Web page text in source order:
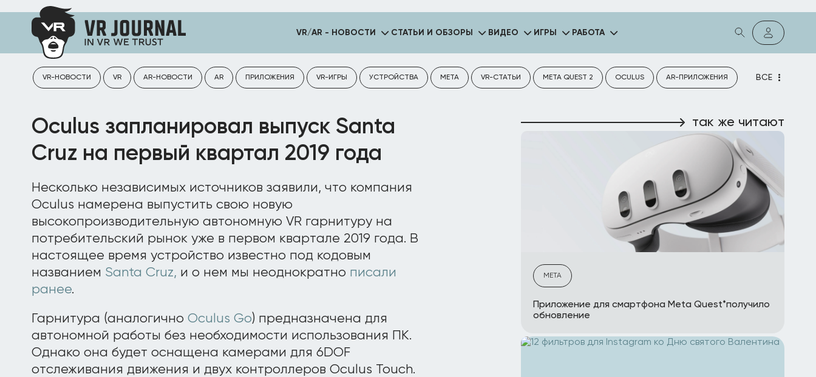
VR/AR - НОВОСТИ СТАТЬИ И ОБЗОРЫ ВИДЕО ИГРЫ РАБОТА
VR-НОВОСТИ VR AR-НОВОСТИ AR ПРИЛОЖЕНИЯ VR-ИГРЫ УСТРОЙСТВА META VR-СТАТЬИ META QUEST 2 OCULUS AR-ПРИЛОЖЕНИЯ ВСЕ
Oculus запланировал выпуск Santa
Cruz на первый квартал 2019 года
Несколько независимых источников заявили, что компания
Oculus намерена выпустить свою новую
высокопроизводительную автономную VR гарнитуру на
потребительский рынок уже в первом квартале 2019 года. В
настоящее время устройство известно под кодовым
названием Santa Cruz, и о нем мы неоднократно писали
ранее.
Гарнитура (аналогично Oculus Go) предназначена для
автономной работы без необходимости использования ПК.
Однако она будет оснащена камерами для 6DOF
отслеживания движения и двух контроллеров Oculus Touch.
так же читают
META
Приложение для смартфона Meta Quest*получило
обновление